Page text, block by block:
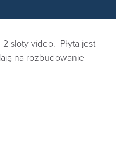
sloty video. Płyta jest
na rozbudowanie